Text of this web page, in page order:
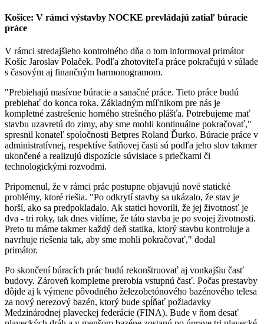
Košice: V rámci výstavby NOCKE prevládajú zatiaľ búracie
práce
V rámci stredajšieho kontrolného dňa o tom informoval primátor
Košíc Jaroslav Polaček. Podľa zhotoviteľa práce pokračujú v súlade
s časovým aj finančným harmonogramom.
"Prebiehajú masívne búracie a sanačné práce. Tieto práce budú
prebiehať do konca roka. Základným míľnikom pre nás je
kompletné zastrešenie horného strešného plášťa. Potrebujeme mať
stavbu uzavretú do zimy, aby sme mohli kontinuálne pokračovať,"
spresnil konateľ spoločnosti Betpres Roland Ďurko. Búracie práce v
administratívnej, respektíve šatňovej časti sú podľa jeho slov takmer
ukončené a realizujú dispozície súvisiace s priečkami či
technologickými rozvodmi.
Pripomenul, že v rámci prác postupne objavujú nové statické
problémy, ktoré riešia. "Po odkrytí stavby sa ukázalo, že stav je
horší, ako sa predpokladalo. Ak statici hovorili, že jej životnosť je
dva - tri roky, tak dnes vidíme, že táto stavba je po svojej životnosti.
Preto tu máme takmer každý deň statika, ktorý stavbu kontroluje a
navrhuje riešenia tak, aby sme mohli pokračovať," dodal
primátor.
Po skončení búracích prác budú rekonštruovať aj vonkajšiu časť
budovy. Zároveň kompletne prerobia vstupnú časť. Počas prestavby
dôjde aj k výmene pôvodného železobetónového bazénového telesa
za nový nerezový bazén, ktorý bude spĺňať požiadavky
Medzinárodnej plaveckej federácie (FINA). Bude v ňom desať